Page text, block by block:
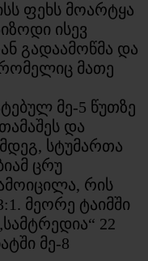
ფეხს მოარტყა
ისევ
გადაამოწმა და
მათე
მე-5 წუთზე
და
სტუმართა
ცრუ
რის
მეორე ტაიმში
22
მე-8